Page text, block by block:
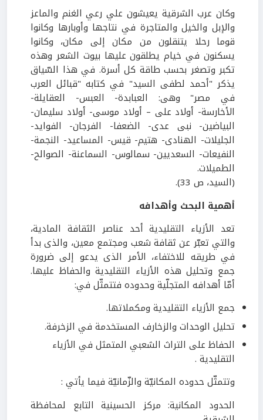
وكان عرب الشرقية يعيشون علي رعي الغنم والماعز
والإبل والخيل والمتاجرة في نتاجها وأوبارها وكانوا
قوما رحلا يتنقلون من مكان إلى مكان، وكانوا
يسكنون في خيام يطلقون عليها بيوت الشعر وهذه
تكبر وتصغر بحسب طاقة كل أسرة. في هذا السّياق
يذكر "أحمد لطفى السيد" في كتابه "قبائل العرب
في مصر" وهى: العبابدة- العبس- العقايلة-
الأخارسة- أولاد على – أولاد موسى- أولاد سليمان-
البياضين- نبى عدى- الضعفا- الفرجان- الفوايد-
الجليلات- الهنادى- هتيم- قيس- المساعيد- النجمة-
النفيعات- السعديين- سمالوس- السماعنة- الصوالح-
الطميلات.
(السيد، ص 33).
أهمية البحث وأهدافه
تعد الأزياء التقليدية أحد عناصر الثقافة المادية،
والتي تعبّر عن ثقافة شعب ومجتمع معين، والذى بدأ
في طريقه للاختفاء، الأمر الذى يدعو إلى ضرورة
جمع وتحليل هذه الأزياء التقليدية والحفاظ عليها.
أمّا أهدافه المتجلّية وحدوده فتتمثّل في:
جمع الأزياء التقليدية ومكملاتها.
تحليل الوحدات والزخارف المستخدمة في الزخرفة.
الحفاظ على التراث الشعبي المتمثل في الأزياء
التقليدية .
وتتمثّل حدوده المكانيّة والزّمانيّة فيما يأتي :
الحدود المكانية: مركز الحسينية التابع لمحافظة